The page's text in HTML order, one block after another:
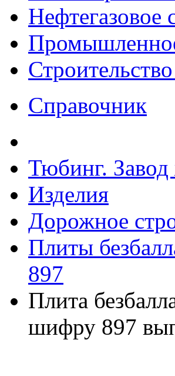
Нефтегазовое
Справочник
Тюбинг. Завод
Изделия
Дорожное
Плиты
897
Плита
шифру 897